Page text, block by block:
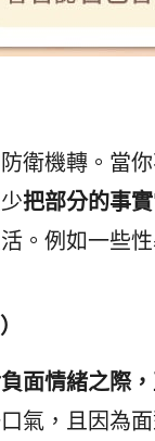
防衛機轉。當
把部分的事
。例如一些
）
面情緒之際
氣，且因為